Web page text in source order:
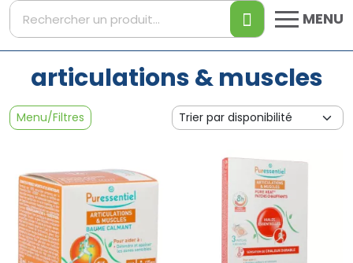
MENU
articulations & muscles
Menu/Filtres